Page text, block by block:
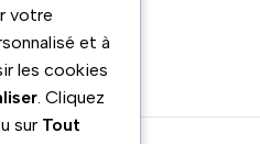
votre
et à
les cookies
. Cliquez
sur Tout